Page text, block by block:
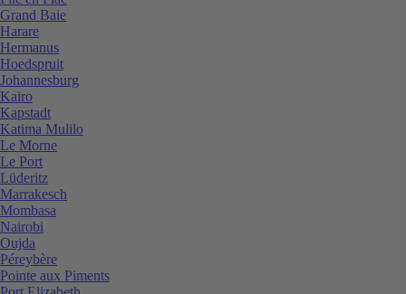
Grand Baie
Harare
Hermanus
Hoedspruit
Johannesburg
Kairo
Kapstadt
Katima Mulilo
Le Morne
Le Port
Lüderitz
Marrakesch
Mombasa
Nairobi
Oujda
Péreybère
Pointe aux Piments